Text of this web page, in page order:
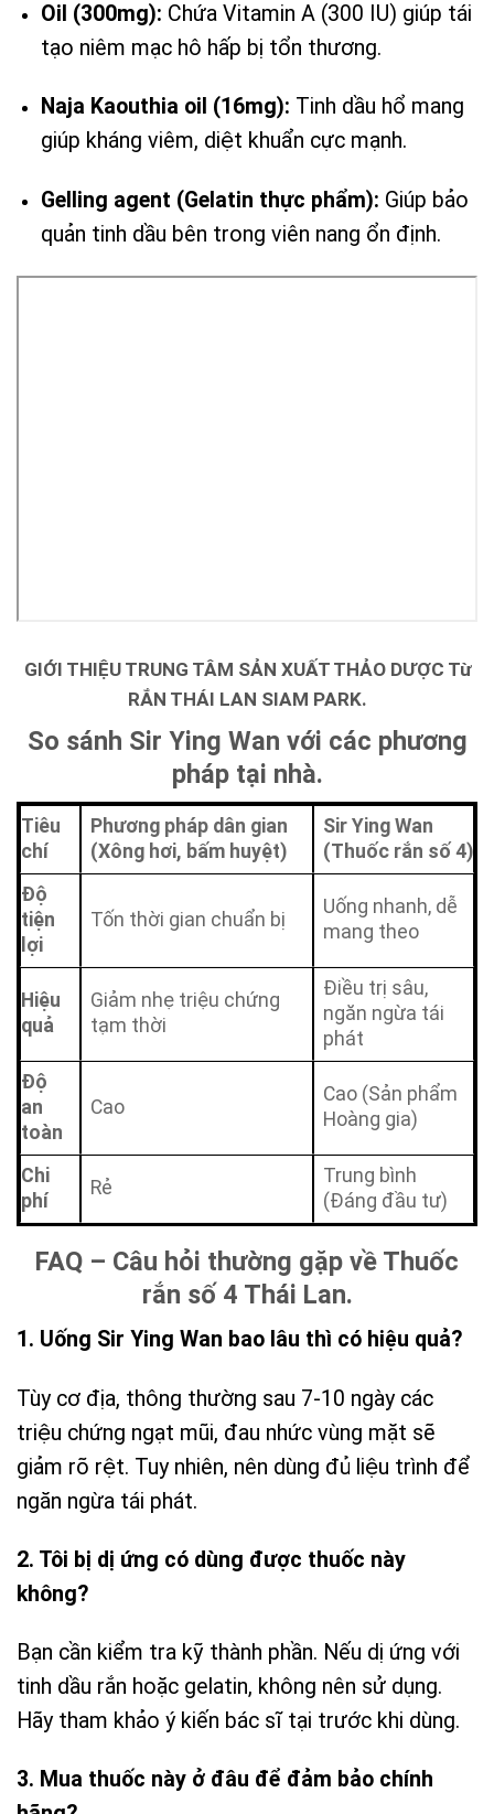
Oil (300mg): Chứa Vitamin A (300 IU) giúp tái
tạo niêm mạc hô hấp bị tổn thương.
Naja Kaouthia oil (16mg): Tinh dầu hổ mang
giúp kháng viêm, diệt khuẩn cực mạnh.
Gelling agent (Gelatin thực phẩm): Giúp bảo
quản tinh dầu bên trong viên nang ổn định.
GIỚI THIỆU TRUNG TÂM SẢN XUẤT THẢO DƯỢC Từ
RẮN THÁI LAN SIAM PARK.
So sánh Sir Ying Wan với các phương
pháp tại nhà.
Tiêu
chí
Phương pháp dân gian
(Xông hơi, bấm huyệt)
Sir Ying Wan
(Thuốc rắn số 4)
Độ
tiện
lợi
Tốn thời gian chuẩn bị
Uống nhanh, dễ
mang theo
Hiệu
quả
Giảm nhẹ triệu chứng
tạm thời
Điều trị sâu,
ngăn ngừa tái
phát
Độ
an
toàn
Cao
Cao (Sản phẩm
Hoàng gia)
Chi
phí
Rẻ
Trung bình
(Đáng đầu tư)
FAQ – Câu hỏi thường gặp về Thuốc
rắn số 4 Thái Lan.
1. Uống Sir Ying Wan bao lâu thì có hiệu quả?
Tùy cơ địa, thông thường sau 7-10 ngày các
triệu chứng ngạt mũi, đau nhức vùng mặt sẽ
giảm rõ rệt. Tuy nhiên, nên dùng đủ liệu trình để
ngăn ngừa tái phát.
2. Tôi bị dị ứng có dùng được thuốc này
không?
Bạn cần kiểm tra kỹ thành phần. Nếu dị ứng với
tinh dầu rắn hoặc gelatin, không nên sử dụng.
Hãy tham khảo ý kiến bác sĩ tại trước khi dùng.
3. Mua thuốc này ở đâu để đảm bảo chính